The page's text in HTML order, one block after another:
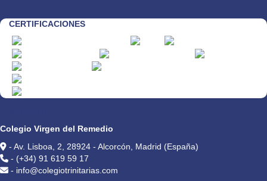
CERTIFICACIONES
Colegio Virgen del Remedio
- Av. Lisboa, 2, 28924 - Alcorcón, Madrid (España)
- (+34) 91 619 59 17
- info@colegiotrinitarias.com